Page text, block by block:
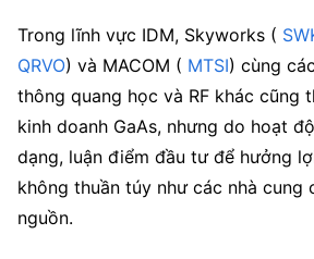
Trong lĩnh vực IDM, Skyworks (
QRVO) và MACOM ( MTSI) cùng
thông quang học và RF khác cũng
kinh doanh GaAs, nhưng do hoạt
dạng, luận điểm đầu tư để hưởng
không thuần túy như các nhà cung
nguồn.